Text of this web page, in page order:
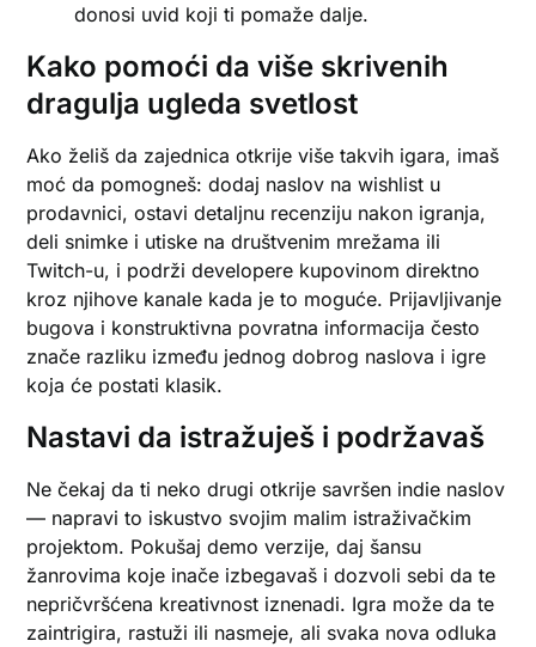
donosi uvid koji ti pomaže dalje.
Kako pomoći da više skrivenih
dragulja ugleda svetlost
Ako želiš da zajednica otkrije više takvih igara, imaš
moć da pomogneš: dodaj naslov na wishlist u
prodavnici, ostavi detaljnu recenziju nakon igranja,
deli snimke i utiske na društvenim mrežama ili
Twitch-u, i podrži developere kupovinom direktno
kroz njihove kanale kada je to moguće. Prijavljivanje
bugova i konstruktivna povratna informacija često
znače razliku između jednog dobrog naslova i igre
koja će postati klasik.
Nastavi da istražuješ i podržavaš
Ne čekaj da ti neko drugi otkrije savršen indie naslov
— napravi to iskustvo svojim malim istraživačkim
projektom. Pokušaj demo verzije, daj šansu
žanrovima koje inače izbegavaš i dozvoli sebi da te
nepričvršćena kreativnost iznenadi. Igra može da te
zaintrigira, rastuži ili nasmeje, ali svaka nova odluka